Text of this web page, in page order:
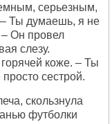
серьезным,
Ты думаешь, я не
Он провел
слезу.
коже. – Ты
сестрой.
скользнула
футболки